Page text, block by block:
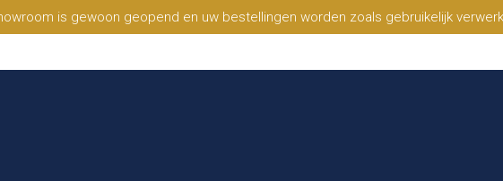
is gewoon geopend en uw bestellingen worden zoals gebruikelijk